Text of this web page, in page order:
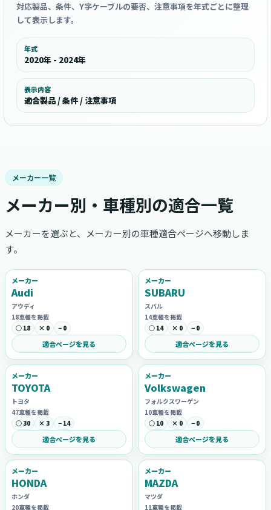
対応製品、条件、Y字ケーブルの要否、注意事項を年式ごとに整理
して表示します。
年式
2020年 - 2024年
表示内容
適合製品 / 条件 / 注意事項
メーカー一覧
メーカー別・車種別の適合一覧
メーカーを選ぶと、メーカー別の車種適合ページへ移動しま
す。
メーカー
Audi
アウディ
18車種を掲載
○ 18
× 0 − 0
適合ページを見る
メーカー
SUBARU
スバル
14車種を掲載
○ 14
× 0 − 0
適合ページを見る
メーカー
TOYOTA
トヨタ
47車種を掲載
○ 30
× 3 − 14
適合ページを見る
メーカー
Volkswagen
フォルクスワーゲン
10車種を掲載
○ 10
× 0 − 0
適合ページを見る
メーカー
HONDA
ホンダ
20車種を掲載
メーカー
MAZDA
マツダ
11車種を掲載